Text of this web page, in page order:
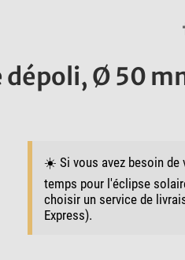
dépoli, Ø 50
☀️ Si vous avez besoin de
temps pour l'éclipse
choisir un service de
Express).